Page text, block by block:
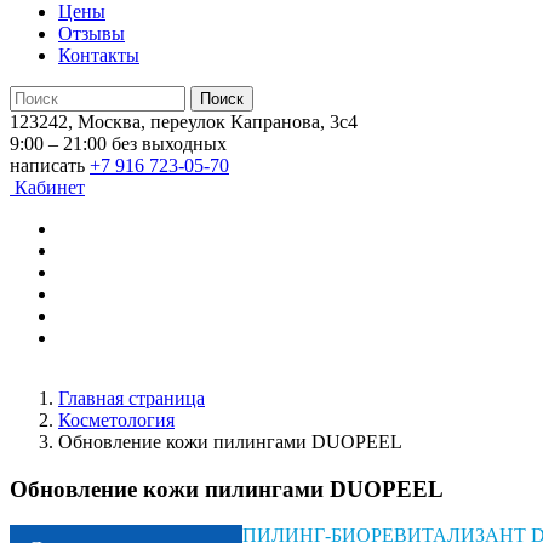
Цены
Отзывы
Контакты
123242, Москва, переулок Капранова, 3с4
9:00 – 21:00 без выходных
написать +7 916 723-05-70
Кабинет
Главная страница
Косметология
Обновление кожи пилингами DUOPEEL
Обновление кожи пилингами DUOPEEL
ПИЛИНГ-БИОРЕВИТАЛИЗАНТ